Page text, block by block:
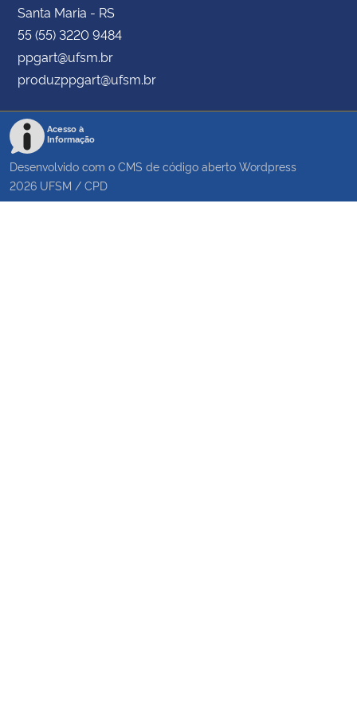
Santa Maria - RS
55 (55) 3220 9484
ppgart@ufsm.br
produzppgart@ufsm.br
Acesso à
Informação
Desenvolvido com o CMS de código aberto Wordpress
2026 UFSM / CPD